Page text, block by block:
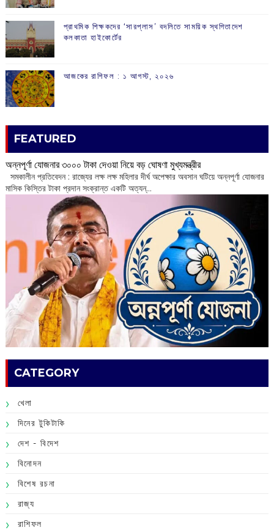
প্রাথমিক শিক্ষকদের ‘সারপ্লাস’ বদলিতে সাময়িক স্থগিতাদেশ
কলকাতা হাইকোর্টের
আজকের রাশিফল :‌ ‌‌১ আগস্ট, ২০২৬
FEATURED
অন্নপূর্ণা যোজনার ৩০০০ টাকা দেওয়া নিয়ে বড় ঘোষণা মুখ্যমন্ত্রীর
সমকালীন প্রতিবেদন : রাজ্যের লক্ষ লক্ষ মহিলার দীর্ঘ অপেক্ষার অবসান ঘটিয়ে অন্নপূর্ণা যোজনার
মাসিক কিস্তির টাকা প্রদান সংক্রান্ত একটি অত্যন্...
CATEGORY
খেলা
দিনের টুকিটাকি
দেশ - বিদেশ
বিনোদন
বিশেষ রচনা
রাজ্য
রাশিফল